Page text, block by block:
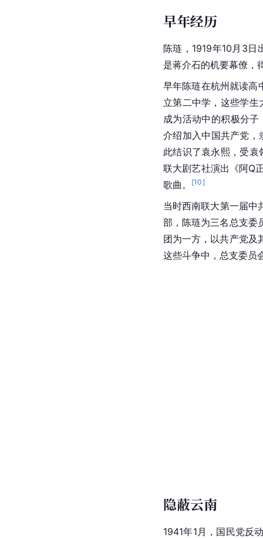
早年经历
陈琏，1919年10月3日
是蒋介石的机要幕僚，
早年陈琏在杭州就读高
立第二中学，这些学
成为活动中的积极分
介绍加入中国共产党
此结识了袁永熙，受
联大剧艺社演出《阿Q
歌曲。
[10]
当时西南联大第一届中
部，陈琏为三名总支委
团为一方，以共产党及
这些斗争中，总支委员
隐蔽云南
1941年1月，国民党反